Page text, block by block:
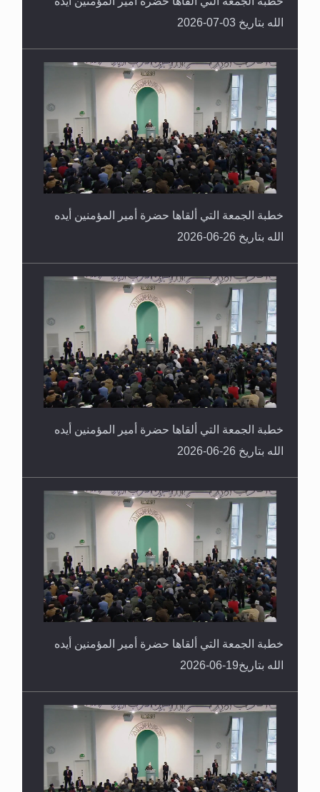
الله بتاريخ 03-07-2026
خطبة الجمعة التي ألقاها حضرة أمير المؤمنين أيده
الله بتاريخ 26-06-2026
خطبة الجمعة التي ألقاها حضرة أمير المؤمنين أيده
الله بتاريخ 26-06-2026
خطبة الجمعة التي ألقاها حضرة أمير المؤمنين أيده
الله بتاريخ19-06-2026